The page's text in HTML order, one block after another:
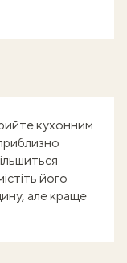
кухонним
його
але краще